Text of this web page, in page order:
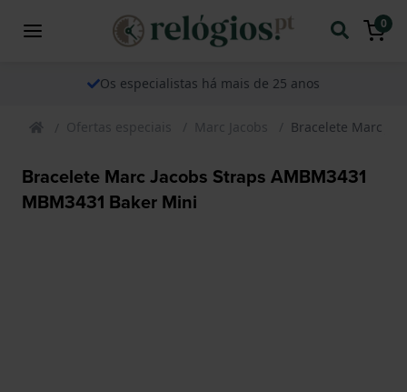
0
Os especialistas há mais de 25 anos
Ofertas especiais Marc Jacobs Bracelete Marc
Bracelete Marc Jacobs Straps AMBM3431
MBM3431 Baker Mini